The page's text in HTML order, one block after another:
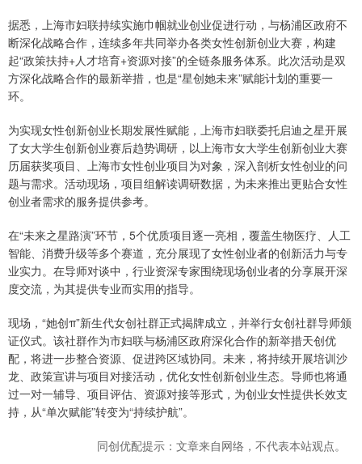
据悉，上海市妇联持续实施巾帼就业创业促进行动，与杨浦区政府不
断深化战略合作，连续多年共同举办各类女性创新创业大赛，构建
起“政策扶持+人才培育+资源对接”的全链条服务体系。此次活动是双
方深化战略合作的最新举措，也是“星创她未来”赋能计划的重要一
环。
为实现女性创新创业长期发展性赋能，上海市妇联委托启迪之星开展
了女大学生创新创业赛后趋势调研，以上海市女大学生创新创业大赛
历届获奖项目、上海市女性创业项目为对象，深入剖析女性创业的问
题与需求。活动现场，项目组解读调研数据，为未来推出更贴合女性
创业者需求的服务提供参考。
在“未来之星路演”环节，5个优质项目逐一亮相，覆盖生物医疗、人工
智能、消费升级等多个赛道，充分展现了女性创业者的创新活力与专
业实力。在导师对谈中，行业资深专家围绕现场创业者的分享展开深
度交流，为其提供专业而实用的指导。
现场，“她创π”新生代女创社群正式揭牌成立，并举行女创社群导师颁
证仪式。该社群作为市妇联与杨浦区政府深化合作的新举措天创优
配，将进一步整合资源、促进跨区域协同。未来，将持续开展培训沙
龙、政策宣讲与项目对接活动，优化女性创新创业生态。导师也将通
过一对一辅导、项目评估、资源对接等形式，为创业女性提供长效支
持，从“单次赋能”转变为“持续护航”。
同创优配提示：文章来自网络，不代表本站观点。